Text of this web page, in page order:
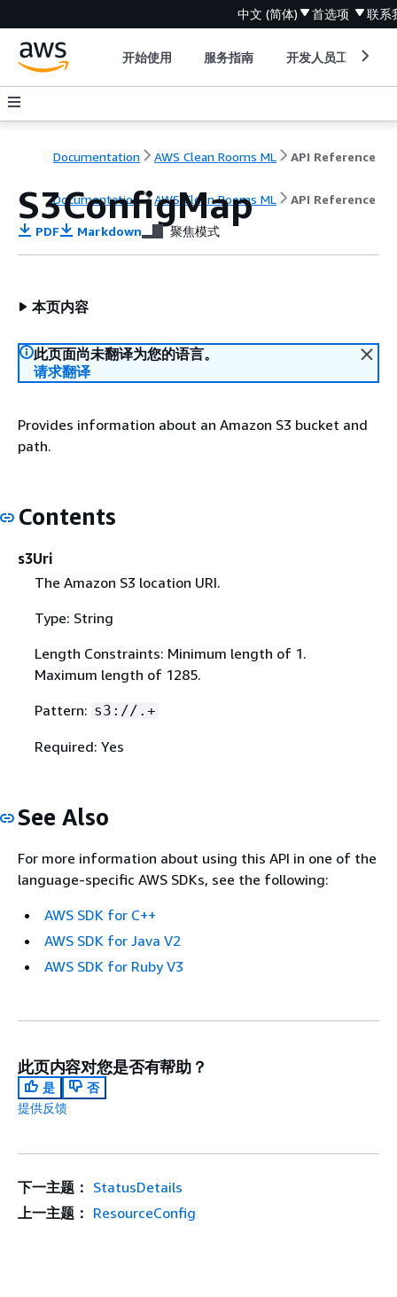
中文 (简体) 首选项 联系
开始使用 服务指南 开发人员工具
Documentation AWS Clean Rooms ML API Reference
Documentation AWS Clean Rooms ML API Reference
S3ConfigMap
PDF Markdown 聚焦模式
本页内容
此页面尚未翻译为您的语言。
请求翻译
Provides information about an Amazon S3 bucket and
path.
Contents
s3Uri
The Amazon S3 location URI.
Type: String
Length Constraints: Minimum length of 1.
Maximum length of 1285.
Pattern: s3://.+
Required: Yes
See Also
For more information about using this API in one of the
language-specific AWS SDKs, see the following:
AWS SDK for C++
AWS SDK for Java V2
AWS SDK for Ruby V3
此页内容对您是否有帮助？
是
否
提供反馈
下一主题： StatusDetails
上一主题： ResourceConfig